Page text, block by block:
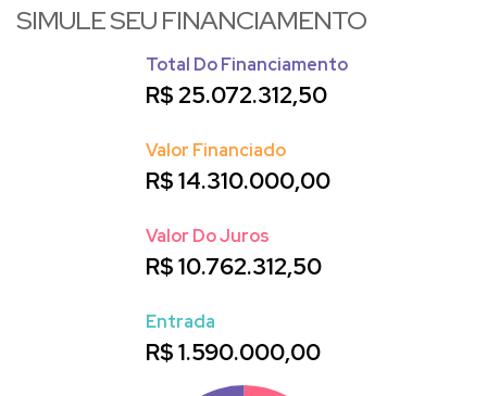
em Balneário Camboriú -SC, Praia Brava , Itajaí; especializando-
padrão. Em outras regiões dispõe de eficazes parceiros que o
auxiliam nos atendimentos.
SIMULE SEU FINANCIAMENTO
Total Do Financiamento
R$25.072.312,50
Valor Financiado
R$14.310.000,00
Valor Do Juros
R$10.762.312,50
Entrada
R$1.590.000,00